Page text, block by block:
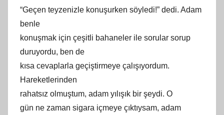
“Geçen teyzenizle konuşurken söyledi!” dedi. Adam
benle
konuşmak için çeşitli bahaneler ile sorular sorup
duruyordu, ben de
kısa cevaplarla geçiştirmeye çalışıyordum.
Hareketlerinden
rahatsız olmuştum, adam yılışık bir şeydi. O
gün ne zaman sigara içmeye çıktıysam, adam